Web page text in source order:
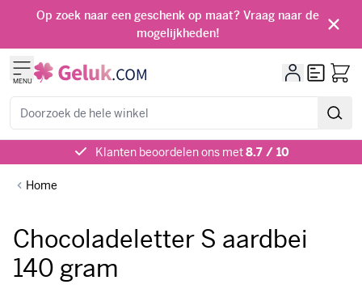
Ga naar de inhoud
Op zoek naar een geschenk op maat? Vraag naar de
mogelijkheden!
MENU
Offerte
Klanten beoordelen ons met8.7 / 10
Home
Chocoladeletter S aardbei
140 gram